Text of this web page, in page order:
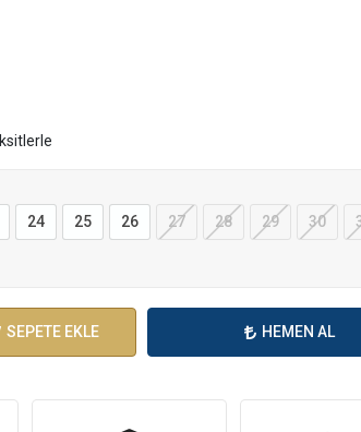
24 25 26 27 28 29 30
SEPETE EKLE HEMEN AL